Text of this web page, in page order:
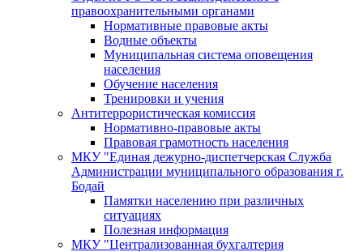
правоохранительными органами
Нормативные правовые акты
Водные объекты
Муниципальная система оповещения
населения
Обучение населения
Тренировки и учения
Антитеррористическая комиссия
Нормативно-правовые акты
Правовая грамотность населения
МКУ "Единая дежурно-диспетчерская Служба
Администрации муниципального образования г.
Бодай
Памятки населению при различных
ситуациях
Полезная информация
МКУ "Централизованная бухгалтерия